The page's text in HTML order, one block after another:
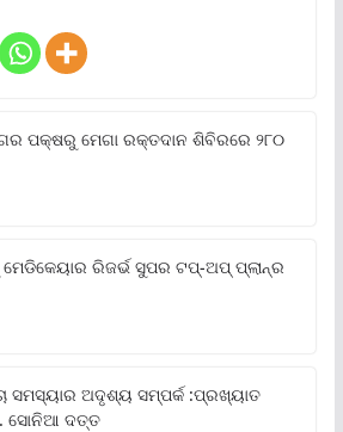
ପକ୍ଷରୁ ମେଗା ରକ୍ତଦାନ ଶିବିରରେ ୨୮୦
ରିଜର୍ଭ ସୁପର ଟପ୍‌-ଅପ୍ ପ୍ଲାନ୍‌ର
ସମସ୍ୟାର ଅଦୃଶ୍ୟ ସମ୍ପର୍କ :ପ୍ରଖ୍ୟାତ
ସୋନିଆ ଦତ୍ତ